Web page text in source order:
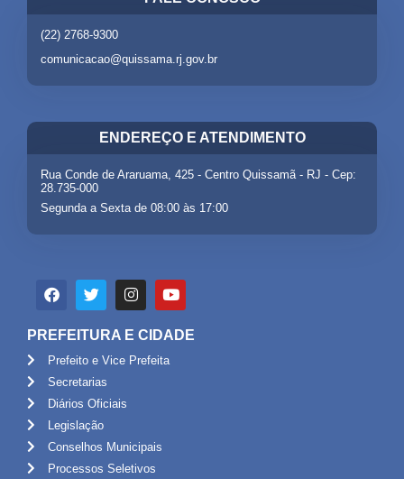
(22) 2768-9300
comunicacao@quissama.rj.gov.br
ENDEREÇO E ATENDIMENTO
Rua Conde de Araruama, 425 - Centro Quissamã - RJ - Cep:
28.735-000
Segunda a Sexta de 08:00 às 17:00
PREFEITURA E CIDADE
Prefeito e Vice Prefeita
Secretarias
Diários Oficiais
Legislação
Conselhos Municipais
Processos Seletivos